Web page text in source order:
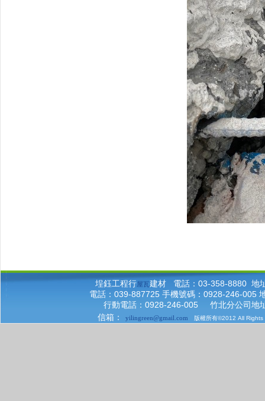
埕鈺工程行屋瓦建材 電話：03-358-8880 地
電話：039-887725 手機號碼：0928-246-005
行動電話：0928-246-005 竹北分公司地
信箱：
yilingreen@gmail.com 版權所有©2012 All